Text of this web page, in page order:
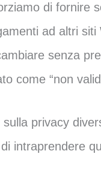
di fornire
ad altri
senza
come “non
privacy
intraprendere